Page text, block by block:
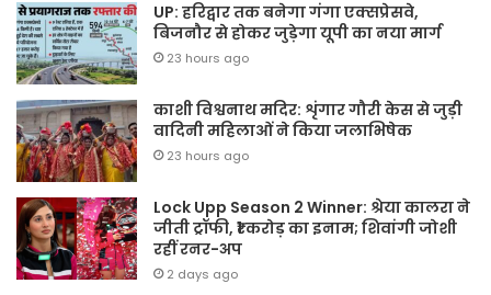
UP: हरिद्वार तक बनेगा गंगा एक्सप्रेसवे,
बिजनौर से होकर जुड़ेगा यूपी का नया मार्ग
23 hours ago
काशी विश्वनाथ मदिर: शृंगार गौरी केस से जुड़ी
वादिनी महिलाओं ने किया जलाभिषेक
23 hours ago
Lock Upp Season 2 Winner: श्रेया कालरा ने
जीती ट्रॉफी, ₹1 करोड़ का इनाम; शिवांगी जोशी
रहीं रनर-अप
2 days ago